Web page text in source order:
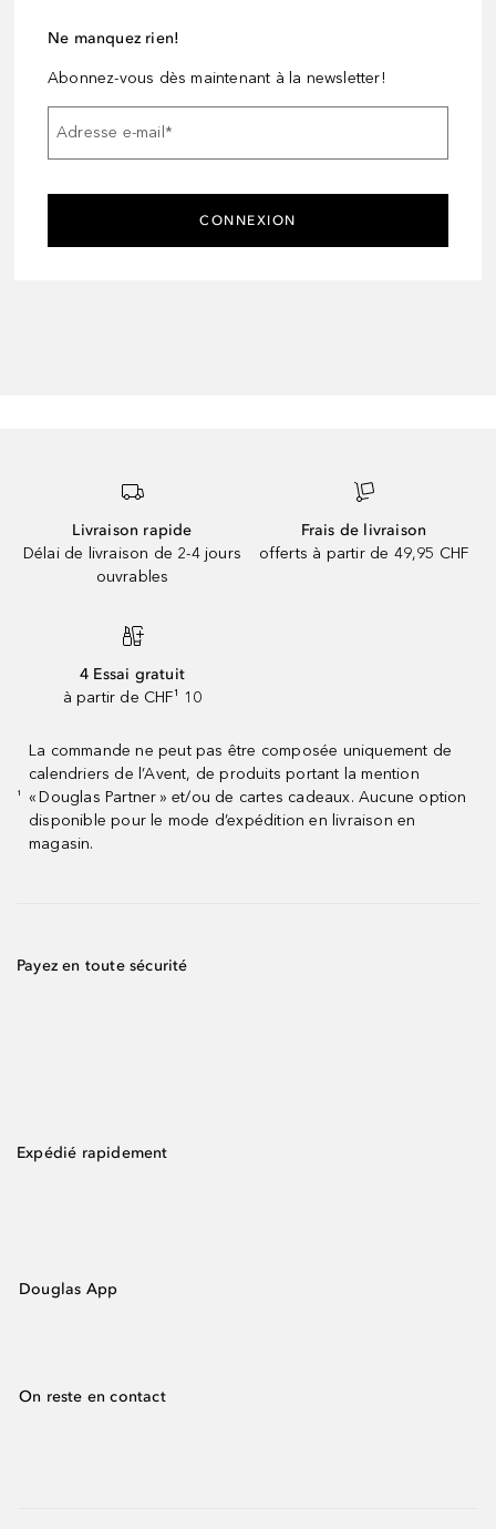
Ne manquez rien!
Abonnez-vous dès maintenant à la newsletter!
Adresse e-mail*
CONNEXION
Livraison rapide
Délai de livraison de 2-4 jours
ouvrables
Frais de livraison
offerts à partir de 49,95 CHF
4 Essai gratuit
à partir de CHF¹ 10
¹
La commande ne peut pas être composée uniquement de
calendriers de l’Avent, de produits portant la mention
« Douglas Partner » et/ou de cartes cadeaux. Aucune option
disponible pour le mode d’expédition en livraison en
magasin.
Payez en toute sécurité
Expédié rapidement
Douglas App
On reste en contact